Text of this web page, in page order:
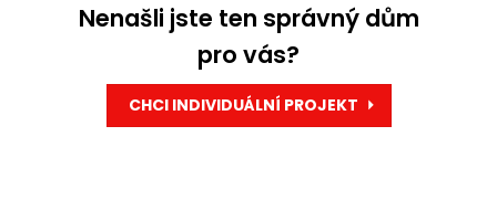
Nenašli jste ten správný dům
pro vás?
CHCI INDIVIDUÁLNÍ PROJEKT